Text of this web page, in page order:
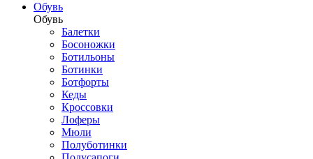
Обувь
Обувь
Балетки
Босоножки
Ботильоны
Ботинки
Ботфорты
Кеды
Кроссовки
Лоферы
Мюли
Полуботинки